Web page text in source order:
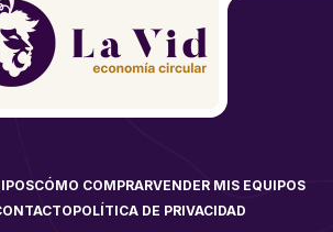
CÓMO COMPRARVENDER MIS EQUIPOS
POLÍTICA DE PRIVACIDAD